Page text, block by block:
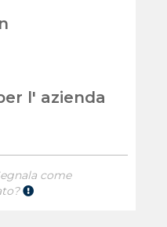
l' azienda
come